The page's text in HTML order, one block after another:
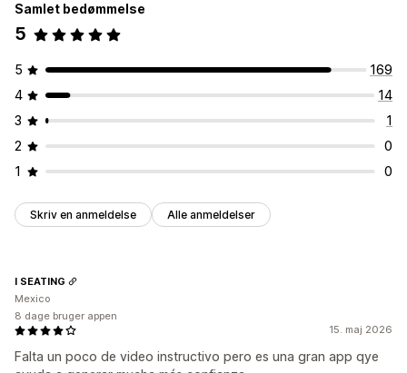
Samlet bedømmelse
5
5
169
4
14
3
1
2
0
1
0
Skriv en anmeldelse Alle anmeldelser
15. maj 2026
Falta un poco de video instructivo pero es una gran app qye
I SEATING
Mexico
8 dage bruger appen